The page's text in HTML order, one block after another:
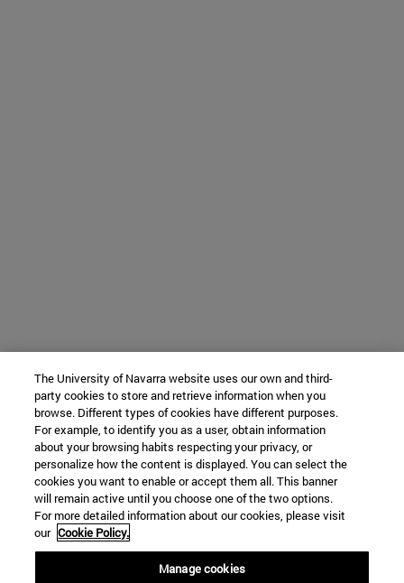
The University of Navarra website uses our own and third-
party cookies to store and retrieve information when you
browse. Different types of cookies have different purposes.
For example, to identify you as a user, obtain information
about your browsing habits respecting your privacy, or
personalize how the content is displayed. You can select the
cookies you want to enable or accept them all. This banner
will remain active until you choose one of the two options.
For more detailed information about our cookies, please visit
our Cookie Policy.
Manage cookies